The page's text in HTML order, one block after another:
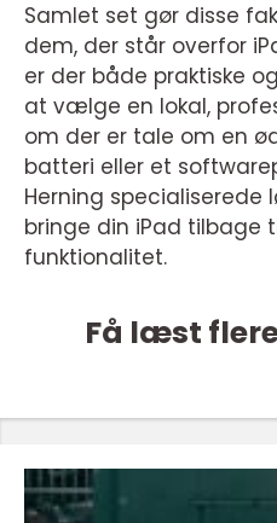
Samlet set gør disse
dem, der står overfor
er der både praktiske
at vælge en lokal,
om der er tale om en
batteri eller et
Herning specialiserede
bringe din iPad tilbage
funktionalitet.
Få læst